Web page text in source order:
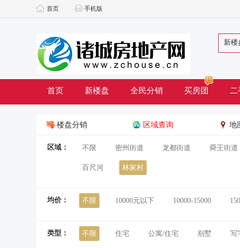
首页 手机版
新楼
首页 新楼盘 全民分销 买房团
楼盘分销 区域查询 地
区域： 不限 密州街道 龙都街道 舜王街道
百尺河 林家村
均价： 不限 10000元以下 10000-15000
类型： 不限 住宅 公寓/住宅 别墅 写